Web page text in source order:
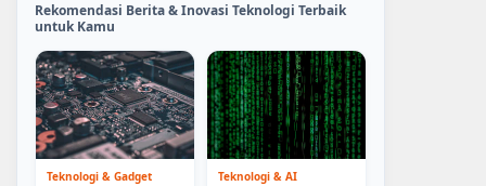
Rekomendasi Berita & Inovasi Teknologi Terbaik
untuk Kamu
Teknologi & Gadget
Teknologi & AI